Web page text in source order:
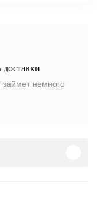
доставки
займет немного